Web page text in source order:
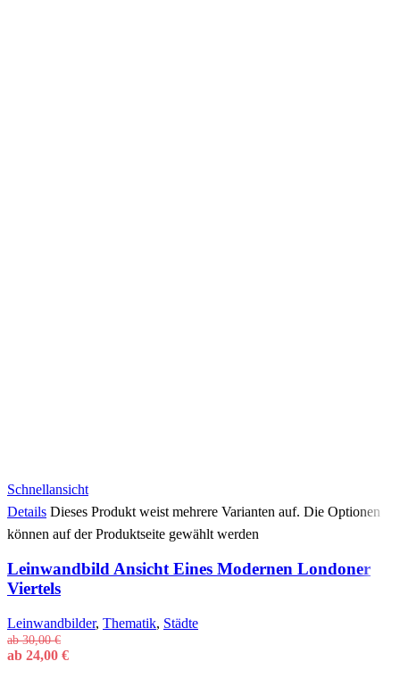
Schnellansicht
Details Dieses Produkt weist mehrere Varianten auf. Die Optionen
können auf der Produktseite gewählt werden
Leinwandbild Ansicht Eines Modernen Londoner
Viertels
Leinwandbilder, Thematik, Städte
ab30,00€
ab 24,00 €